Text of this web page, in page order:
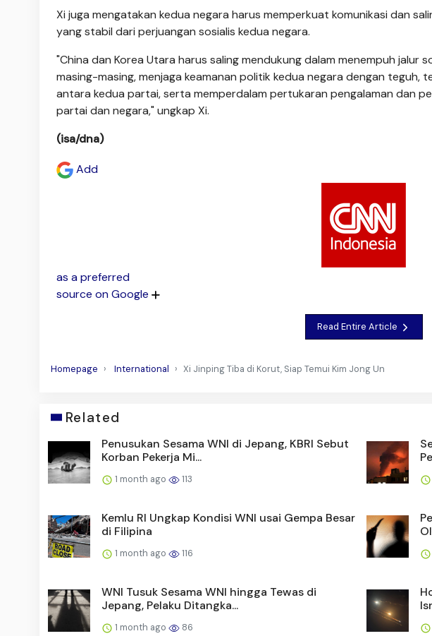
Xi juga mengatakan kedua negara harus memperkuat komunikasi dan
yang stabil dari perjuangan sosialis kedua negara.
"China dan Korea Utara harus saling mendukung dalam menempuh jalur
masing-masing, menjaga keamanan politik kedua negara dengan teguh,
antara kedua partai, serta memperdalam pertukaran pengalaman dan
partai dan negara," ungkap Xi.
(isa/dna)
Add
as a preferred
source on Google
Read Entire Article
Homepage International Xi Jinping Tiba di Korut, Siap Temui Kim Jong Un
Related
Penusukan Sesama WNI di Jepang, KBRI Sebut
Korban Pekerja Mi...
1 month ago 113
Kemlu RI Ungkap Kondisi WNI usai Gempa Besar
di Filipina
1 month ago 116
WNI Tusuk Sesama WNI hingga Tewas di
Jepang, Pelaku Ditangka...
1 month ago 86